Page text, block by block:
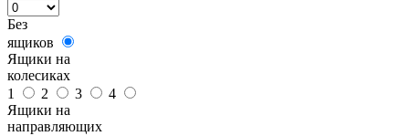
Без
ящиков
Ящики на
колесиках
1
2 3
4
Ящики на
направляющих